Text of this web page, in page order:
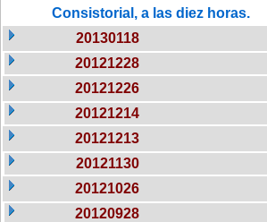
Consistorial, a las diez horas.
20130118
20121228
20121226
20121214
20121213
20121130
20121026
20120928